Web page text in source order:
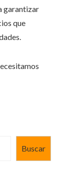
garantizar
que
Buscar